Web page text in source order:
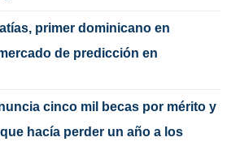
primer dominicano en
de predicción en
cinco mil becas por mérito y
hacía perder un año a los